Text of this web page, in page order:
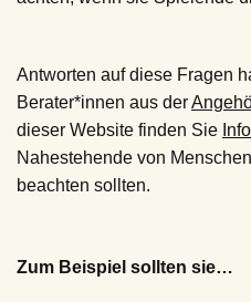
Antworten auf diese Fragen
Berater*innen aus der
dieser Website finden Sie
Nahestehende von
beachten sollten.
Zum Beispiel sollten sie…